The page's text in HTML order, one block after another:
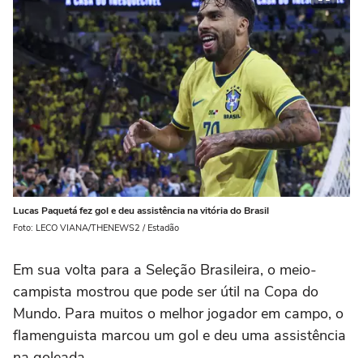
Lucas Paquetá fez gol e deu assistência na vitória do Brasil
Foto: LECO VIANA/THENEWS2 / Estadão
Em sua volta para a Seleção Brasileira, o meio-
campista mostrou que pode ser útil na Copa do
Mundo. Para muitos o melhor jogador em campo, o
flamenguista marcou um gol e deu uma assistência